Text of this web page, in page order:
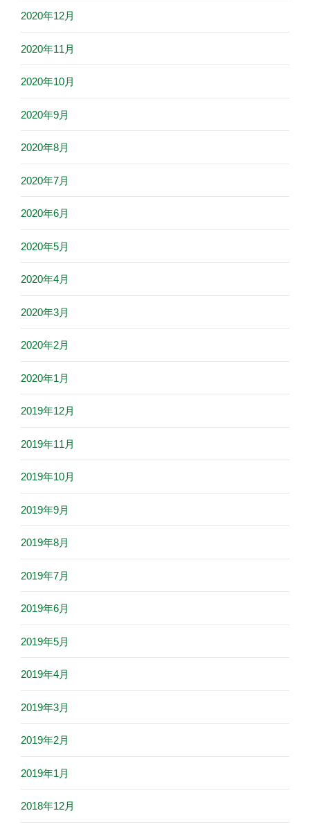
2020年12月
2020年11月
2020年10月
2020年9月
2020年8月
2020年7月
2020年6月
2020年5月
2020年4月
2020年3月
2020年2月
2020年1月
2019年12月
2019年11月
2019年10月
2019年9月
2019年8月
2019年7月
2019年6月
2019年5月
2019年4月
2019年3月
2019年2月
2019年1月
2018年12月